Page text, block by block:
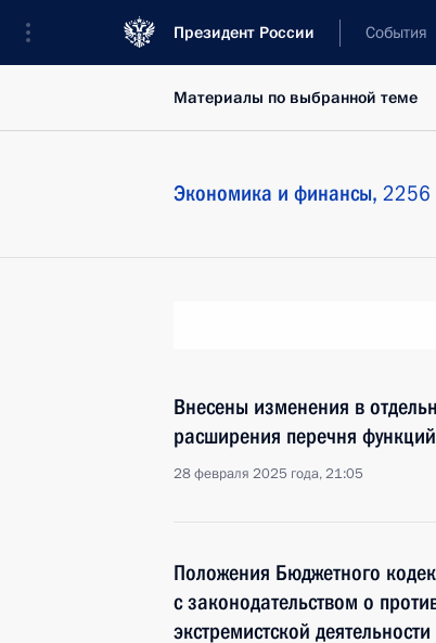
Президент России События
Материалы по выбранной теме
Экономика и финансы, 2256
Внесены изменения в
расширения перечня
28 февраля 2025 года, 21:05
Положения Бюджетного
с законодательством о
экстремистской деятельности